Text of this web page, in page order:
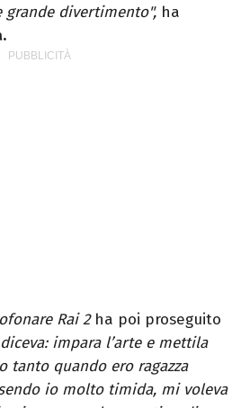
divertimento", ha
Rai 2ha poi proseguito
impara l’arte e mettila
tanto quando ero ragazza
io molto timida, mi voleva